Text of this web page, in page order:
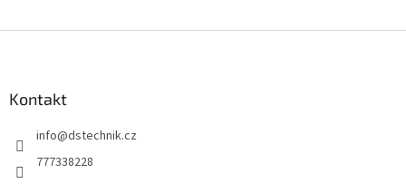
Kontakt
info@dstechnik.cz
777338228